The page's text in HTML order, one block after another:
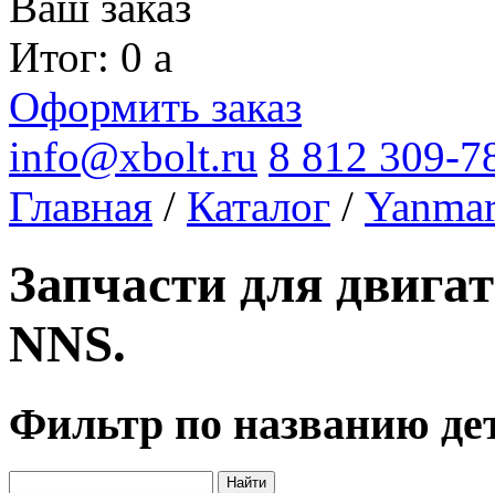
Итог: 0 a
Оформить заказ
info@xbolt.ru 8 812 309-
Главная / Каталог /
Запчасти для
NNS.
Фильтр по названию
Найти